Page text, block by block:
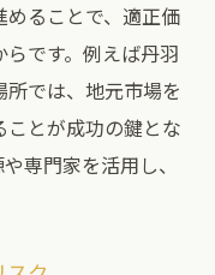
ることで、適正価
です。例えば丹羽
では、地元市場を
とが成功の鍵とな
専門家を活用し、